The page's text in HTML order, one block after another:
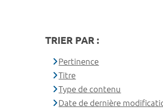
TRIER PAR :
Pertinence
Titre
Type de contenu
Date de dernière